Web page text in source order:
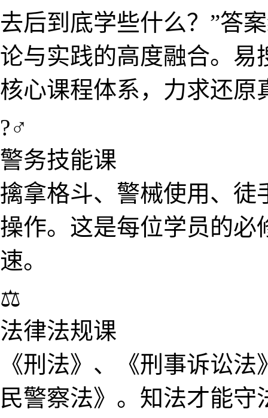
去后到​底学些什么？”答
论与实践的高度融合。易
核心课​程体系，力求还原
?‍♂️
警务技​能课
擒拿​格斗、警械使用、徒
操作。这是每位学员的必
速。
⚖️
法律​法规课
《刑法》、《刑事诉讼​
民警察​法》。知​法才能